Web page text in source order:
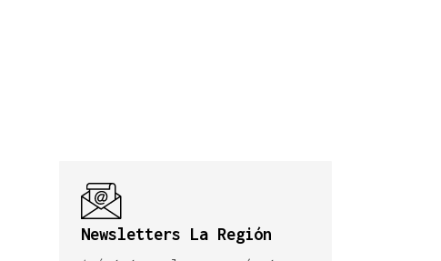
Newsletters La Región